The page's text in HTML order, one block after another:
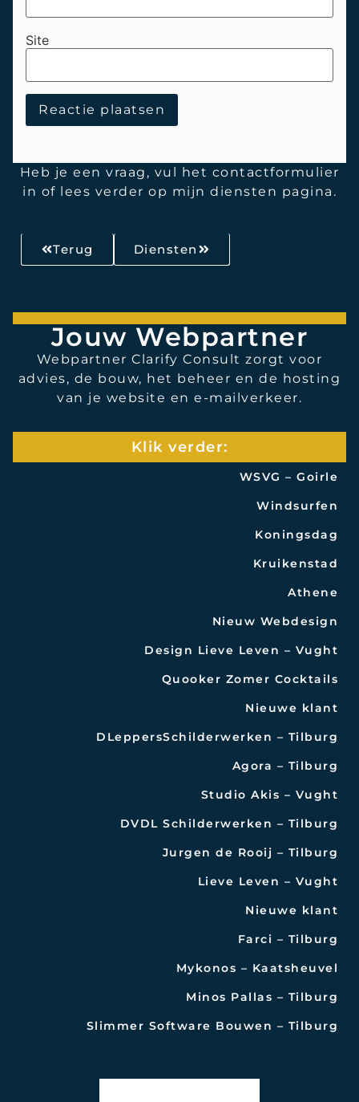
Site
Heb je een vraag, vul het contactformulier
in of lees verder op mijn diensten pagina.
Terug Diensten
Jouw Webpartner
Webpartner Clarify Consult zorgt voor
advies, de bouw, het beheer en de hosting
van je website en e-mailverkeer.
Klik verder:
WSVG – Goirle
Windsurfen
Koningsdag
Kruikenstad
Athene
Nieuw Webdesign
Design Lieve Leven – Vught
Quooker Zomer Cocktails
Nieuwe klant
DLeppersSchilderwerken – Tilburg
Agora – Tilburg
Studio Akis – Vught
DVDL Schilderwerken – Tilburg
Jurgen de Rooij – Tilburg
Lieve Leven – Vught
Nieuwe klant
Farci – Tilburg
Mykonos – Kaatsheuvel
Minos Pallas – Tilburg
Slimmer Software Bouwen – Tilburg